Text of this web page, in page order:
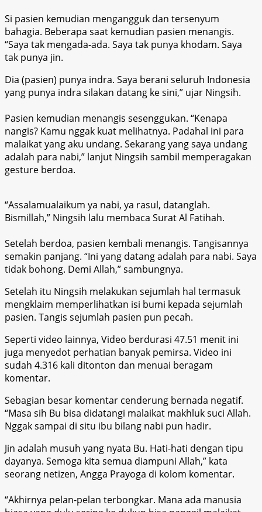
Si pasien kemudian mengangguk dan tersenyum
bahagia. Beberapa saat kemudian pasien menangis.
“Saya tak mengada-ada. Saya tak punya khodam. Saya
tak punya jin.
Dia (pasien) punya indra. Saya berani seluruh Indonesia
yang punya indra silakan datang ke sini,” ujar Ningsih.
Pasien kemudian menangis sesenggukan. “Kenapa
nangis? Kamu nggak kuat melihatnya. Padahal ini para
malaikat yang aku undang. Sekarang yang saya undang
adalah para nabi,” lanjut Ningsih sambil memperagakan
gesture berdoa.
“Assalamualaikum ya nabi, ya rasul, datanglah.
Bismillah,” Ningsih lalu membaca Surat Al Fatihah.
Setelah berdoa, pasien kembali menangis. Tangisannya
semakin panjang. “Ini yang datang adalah para nabi. Saya
tidak bohong. Demi Allah,” sambungnya.
Setelah itu Ningsih melakukan sejumlah hal termasuk
mengklaim memperlihatkan isi bumi kepada sejumlah
pasien. Tangis sejumlah pasien pun pecah.
Seperti video lainnya, Video berdurasi 47.51 menit ini
juga menyedot perhatian banyak pemirsa. Video ini
sudah 4.316 kali ditonton dan menuai beragam
komentar.
Sebagian besar komentar cenderung bernada negatif.
“Masa sih Bu bisa didatangi malaikat makhluk suci Allah.
Nggak sampai di situ ibu bilang nabi pun hadir.
Jin adalah musuh yang nyata Bu. Hati-hati dengan tipu
dayanya. Semoga kita semua diampuni Allah,” kata
seorang netizen, Angga Prayoga di kolom komentar.
“Akhirnya pelan-pelan terbongkar. Mana ada manusia